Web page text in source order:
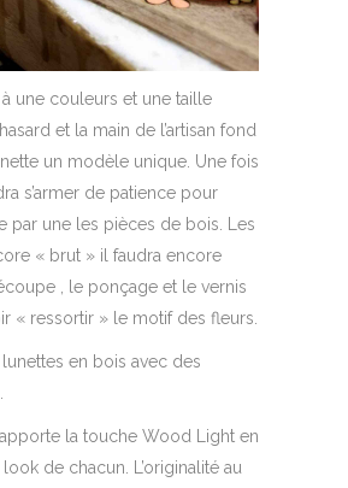
une couleurs et une taille
et la main de l’artisan fond
un modèle unique. Une fois
s’armer de patience pour
par une les pièces de bois. Les
« brut » il faudra encore
, le ponçage et le vernis
« ressortir » le motif des fleurs.
en bois avec des
apporte la touche Wood Light en
look de chacun. L’originalité au